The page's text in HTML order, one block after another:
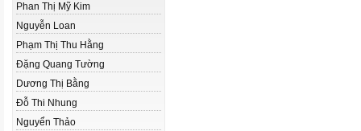
Phan Thị Mỹ Kim
Nguyễn Loan
Phạm Thị Thu Hằng
Đặng Quang Tường
Dương Thị Bằng
Đỗ Thi Nhung
Nguyển Thảo